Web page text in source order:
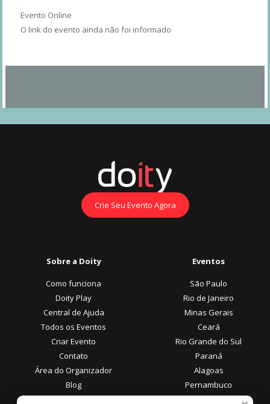
Evento Online
O link do evento ainda não foi informado
Crie Seu Evento Agora
Sobre a Doity
Como funciona
Doity Play
Central de Ajuda
Todos os Eventos
Criar Evento
Contato
Área do Organizador
Blog
Eventos
São Paulo
Rio de Janeiro
Minas Gerais
Ceará
Rio Grande do Sul
Paraná
Alagoas
Pernambuco